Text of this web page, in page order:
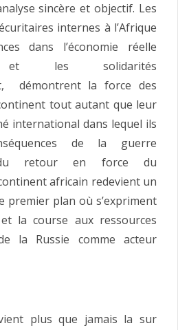
sincère et objectif. Les
internes à l’Afrique
dans l’économie réelle
et les solidarités
démontrent la force des
tout autant que leur
international dans lequel ils
de la guerre
retour en force du
africain redevient un
premier plan où s’expriment
la course aux ressources
la Russie comme acteur
plus que jamais la sur